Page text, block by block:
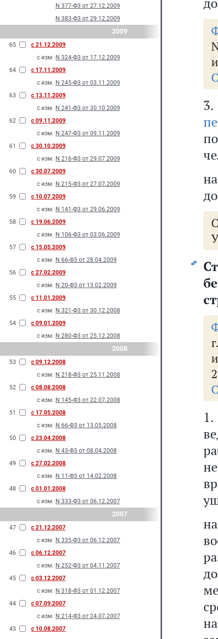
N 377-Ф3 от 27.12.2009
N 383-Ф3 от 29.12.2009
2009
65
с 21.12.2009
с изм. N 324-Ф3 от 17.12.2009
64
с 17.11.2009
с изм. N 245-Ф3 от 03.11.2009
63
с 13.11.2009
с изм. N 241-Ф3 от 30.10.2009
62
с 09.11.2009
с изм. N 247-Ф3 от 09.11.2009
61
с 30.10.2009
с изм. N 216-Ф3 от 29.07.2009
60
с 30.07.2009
с изм. N 215-Ф3 от 27.07.2009
59
с 10.07.2009
с изм. N 141-Ф3 от 29.06.2009
58
с 19.06.2009
с изм. N 106-Ф3 от 03.06.2009
57
с 15.05.2009
с изм. N 66-Ф3 от 28.04.2009
56
с 27.02.2009
с изм. N 20-Ф3 от 13.02.2009
55
с 11.01.2009
с изм. N 321-Ф3 от 30.12.2008
54
с 09.01.2009
с изм. N 280-Ф3 от 25.12.2008
2008
53
с 09.12.2008
с изм. N 218-Ф3 от 25.11.2008
52
с 08.08.2008
с изм. N 145-Ф3 от 22.07.2008
51
с 17.05.2008
с изм. N 66-Ф3 от 13.05.2008
50
с 23.04.2008
с изм. N 43-Ф3 от 08.04.2008
49
с 27.02.2008
с изм. N 11-Ф3 от 14.02.2008
48
с 01.01.2008
с изм. N 333-Ф3 от 06.12.2007
2007
47
с 21.12.2007
с изм. N 335-Ф3 от 06.12.2007
46
с 06.12.2007
с изм. N 252-Ф3 от 04.11.2007
45
с 03.12.2007
с изм. N 318-Ф3 от 01.12.2007
44
с 07.09.2007
с изм. N 214-Ф3 от 24.07.2007
43
с 10.08.2007